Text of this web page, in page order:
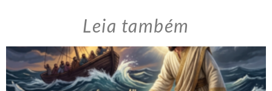
Leia também